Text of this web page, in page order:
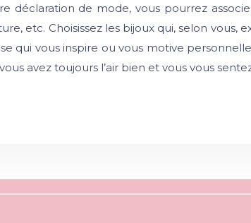
déclaration de mode, vous pourrez
etc. Choisissez les bijoux qui, selon vous,
qui vous inspire ou vous motive
avez toujours l’air bien et vous vous